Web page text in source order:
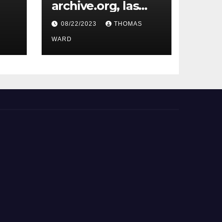
archive.org, las
herramientas
filológicas yHoras
de lucha
08/22/2023 THOMAS
WARD